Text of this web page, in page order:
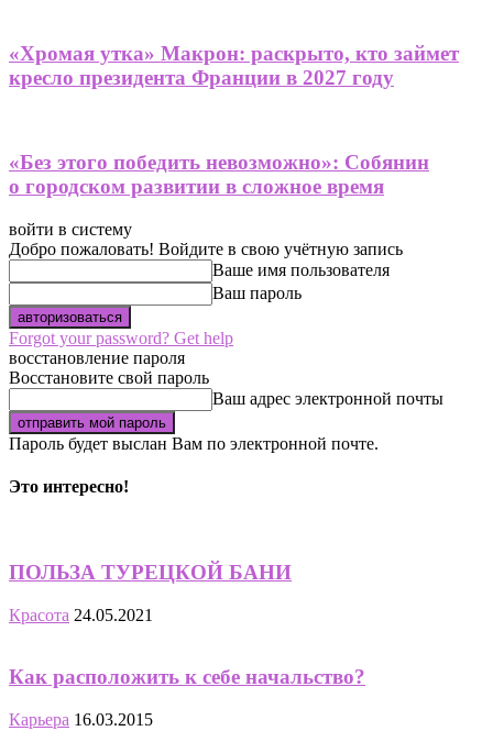
«Хромая утка» Макрон: раскрыто, кто займет
кресло президента Франции в 2027 году
«Без этого победить невозможно»: Собянин
о городском развитии в сложное время
войти в систему
Добро пожаловать! Войдите в свою учётную запись
Ваше имя пользователя
Ваш пароль
Forgot your password? Get help
восстановление пароля
Восстановите свой пароль
Ваш адрес электронной почты
Пароль будет выслан Вам по электронной почте.
Это интересно!
ПОЛЬЗА ТУРЕЦКОЙ БАНИ
Красота 24.05.2021
Как расположить к себе начальство?
Карьера 16.03.2015